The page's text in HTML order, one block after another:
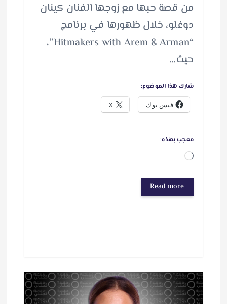
من قصة حبها مع زوجها الفنان كينان
دوغلو، خلال ظهورها في برنامج
“Hitmakers with Arem & Arman”،
حيث…
شارك هذا الموضوع:
فيس بوك X
معجب بهذه:
ج
ا
ر
ي
ح
م
Read more